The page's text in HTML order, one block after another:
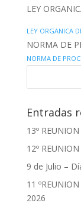
LEY
LEY ORGANICA
NORMA DE
NORMA DE
Entradas
13º
12º
9 de Julio –
11
2026